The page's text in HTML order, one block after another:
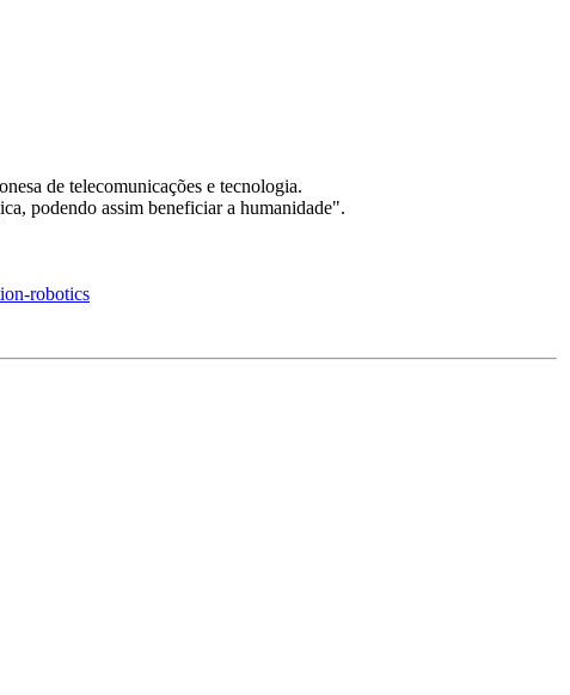
de telecomunicações e tecnologia.
podendo assim beneficiar a humanidade".
robotics